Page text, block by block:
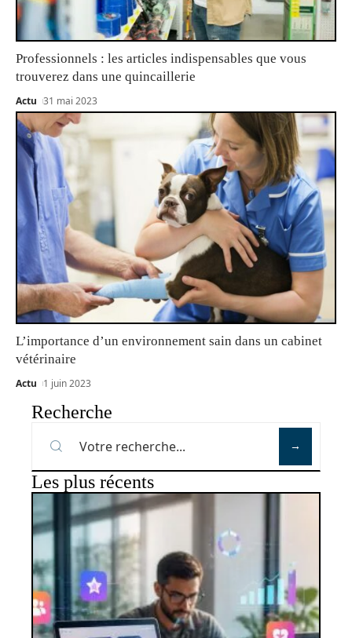
Professionnels : les articles indispensables que vous
trouverez dans une quincaillerie
Actu 31 mai 2023
L’importance d’un environnement sain dans un cabinet
vétérinaire
Actu 1 juin 2023
Recherche
Les plus récents